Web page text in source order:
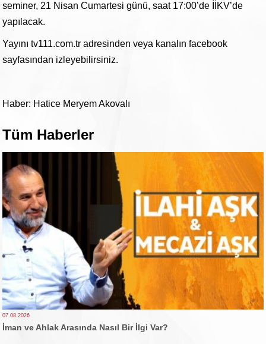
seminer, 21 Nisan Cumartesi günü, saat 17:00’de İİKV’de
yapılacak.
Yayını tv111.com.tr adresinden veya kanalın facebook
sayfasından izleyebilirsiniz.
Haber: Hatice Meryem Akovalı
Tüm Haberler
07.08.2026
İman ve Ahlak Arasında Nasıl Bir İlgi Var?